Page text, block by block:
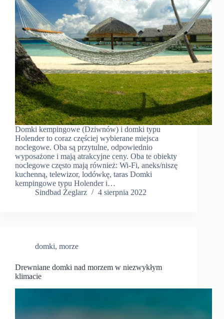
Domki kempingowe (Dziwnów) i domki typu
Holender to coraz częściej wybierane miejsca
noclegowe. Oba są przytulne, odpowiednio
wyposażone i mają atrakcyjne ceny. Oba te obiekty
noclegowe często mają również: Wi-Fi, aneks/niszę
kuchenną, telewizor, lodówkę, taras Domki
kempingowe typu Holender i…
Sindbad Żeglarz
4 sierpnia 2022
domki, morze
Drewniane domki nad morzem w niezwykłym
klimacie